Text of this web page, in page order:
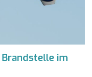
im